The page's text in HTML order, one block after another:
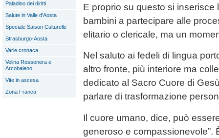
Paladino dei diritti
Salute in Valle d'Aosta
Speciale Saison Culturelle
Strasburgo-Aosta
Varie cronaca
Velina Rossonera e
Arcobaleno
Vite in ascesa
Zona Franca
E proprio su questo si inserisce
bambini a partecipare alle
elitario o clericale, ma un
Nel saluto ai fedeli di lingua
altro fronte, più interiore ma
dedicato al Sacro Cuore di
parlare di trasformazione
Il cuore umano, dice, può
generoso e compassionevole”.